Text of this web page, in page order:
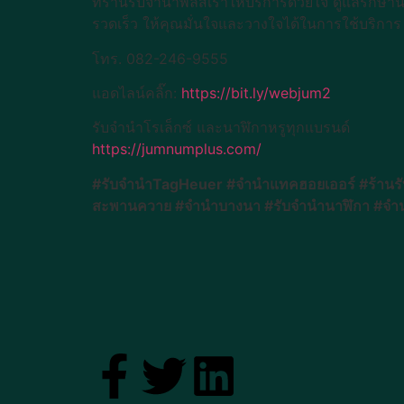
รวดเร็ว ให้คุณมั่นใจและวางใจได้ในการใช้บริการ
โทร. 082-246-9555
แอดไลน์คลิ๊ก: https://bit.ly/webjum2
รับจำนำโรเล็กซ์ และนาฬิกาหรูทุกแบรนด์
https://jumnumplus.com/
#รับจำนำTagHeuer #จำนำแทคฮอยเออร์ #ร้า
สะพานควาย #จำนำบางนา #รับจำนำนาฬิกา #จ